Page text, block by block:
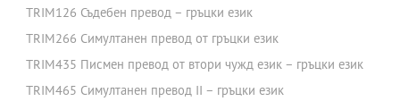
TRIM126 Съдебен превод – гръцки език
TRIM266 Симултанен превод от гръцки език
TRIM435 Писмен превод от втори чужд език – гръцки език
TRIM465 Симултанен превод II – гръцки език